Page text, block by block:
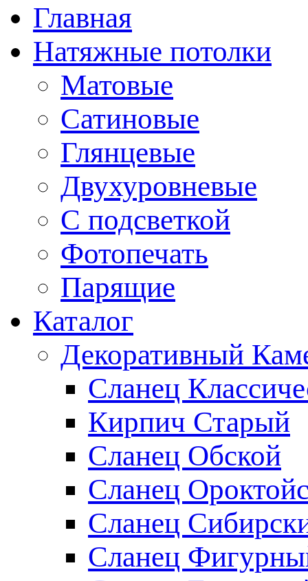
Главная
Натяжные потолки
Матовые
Сатиновые
Глянцевые
Двухуровневые
С подсветкой
Фотопечать
Парящие
Каталог
Декоративный
Сланец
Кирпич Старый
Сланец Обской
Сланец
Сланец
Сланец